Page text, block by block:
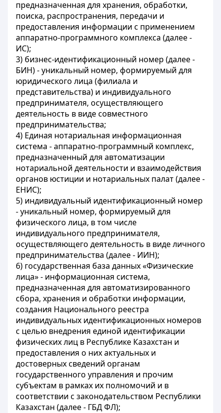
предназначенная для хранения, обработки,
поиска, распространения, передачи и
предоставления информации с применением
аппаратно-программного комплекса (далее -
ИС);
3) бизнес-идентификационный номер (далее -
БИН) - уникальный номер, формируемый для
юридического лица (филиала и
представительства) и индивидуального
предпринимателя, осуществляющего
деятельность в виде совместного
предпринимательства;
4) Единая нотариальная информационная
система - аппаратно-программный комплекс,
предназначенный для автоматизации
нотариальной деятельности и взаимодействия
органов юстиции и нотариальных палат (далее -
ЕНИС);
5) индивидуальный идентификационный номер
- уникальный номер, формируемый для
физического лица, в том числе
индивидуального предпринимателя,
осуществляющего деятельность в виде личного
предпринимательства (далее - ИИН);
6) государственная база данных «Физические
лица» - информационная система,
предназначенная для автоматизированного
сбора, хранения и обработки информации,
создания Национального реестра
индивидуальных идентификационных номеров
с целью внедрения единой идентификации
физических лиц в Республике Казахстан и
предоставления о них актуальных и
достоверных сведений органам
государственного управления и прочим
субъектам в рамках их полномочий и в
соответствии с законодательством Республики
Казахстан (далее - ГБД ФЛ);